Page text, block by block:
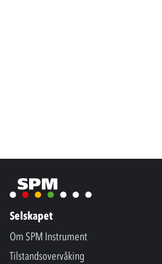
Selskapet
Om SPM Instrument
Tilstandsovervåking